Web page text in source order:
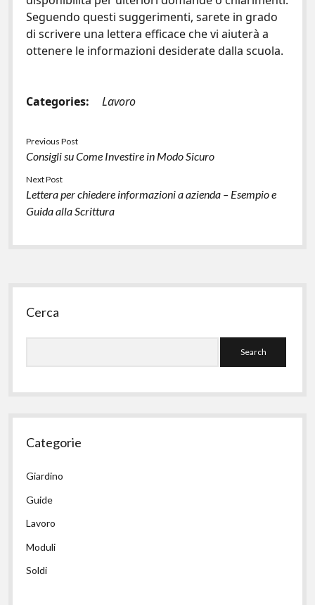
Seguendo questi suggerimenti, sarete in grado
di scrivere una lettera efficace che vi aiuterà a
ottenere le informazioni desiderate dalla scuola.
Categories: Lavoro
Previous Post
Consigli su Come Investire in Modo Sicuro
Next Post
Lettera per chiedere informazioni a azienda – Esempio e
Guida alla Scrittura
Sidebar
Cerca
Categorie
Giardino
Guide
Lavoro
Moduli
Soldi